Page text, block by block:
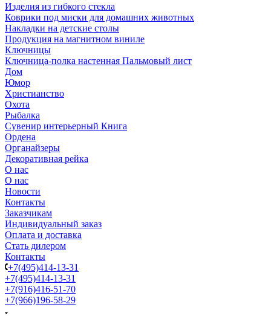
Изделия из гибкого стекла
Коврики под миски для домашних животных
Накладки на детские столы
Продукция на магнитном виниле
Ключницы
Ключница-полка настенная Пальмовый лист
Дом
Юмор
Христианство
Охота
Рыбалка
Сувенир интерьерный Книга
Ордена
Органайзеры
Декоративная рейка
О нас
О нас
Новости
Контакты
Заказчикам
Индивидуальный заказ
Оплата и доставка
Стать дилером
Контакты
+7(495)414-13-31
+7(495)414-13-31
+7(916)416-51-70
+7(966)196-58-29